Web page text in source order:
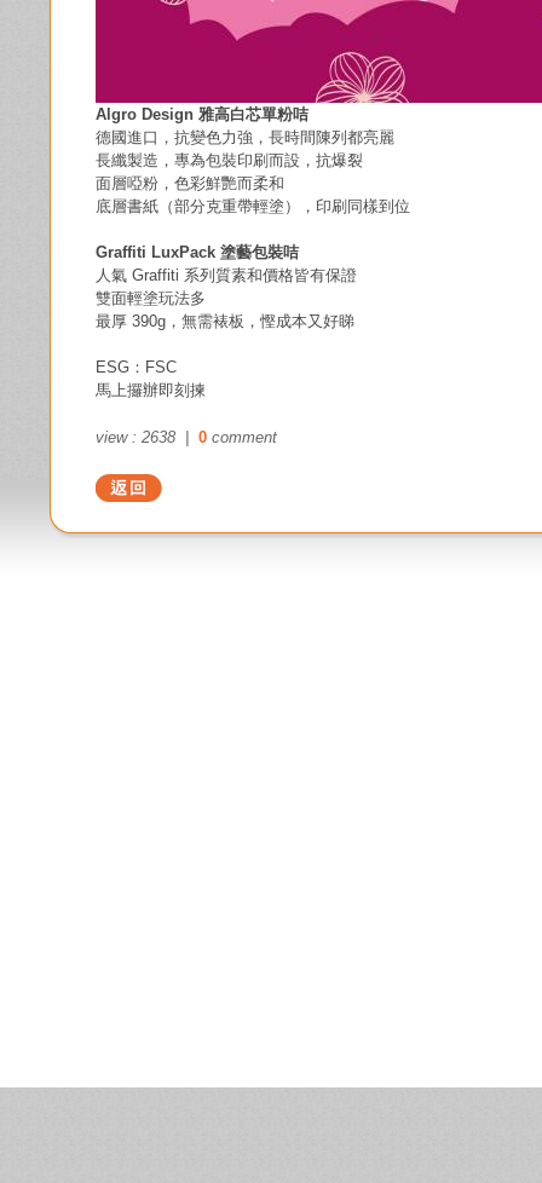
Algro Design 雅高白芯單粉咭
德國進口，抗變色力強，長時間陳列都亮麗
長纖製造，專為包裝印刷而設，抗爆裂
面層啞粉，色彩鮮艷而柔和
底層書紙（部分克重帶輕塗），印刷同樣到位
Graffiti LuxPack 塗藝包裝咭
人氣 Graffiti 系列質素和價格皆有保證
雙面輕塗玩法多
最厚 390g，無需裱板，慳成本又好睇
ESG：FSC
馬上攞辦即刻揀
view : 2638 | 0 comment